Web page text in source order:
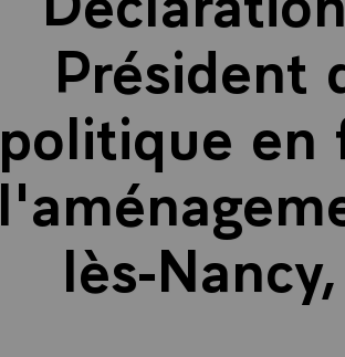
Président
politique en
lès-